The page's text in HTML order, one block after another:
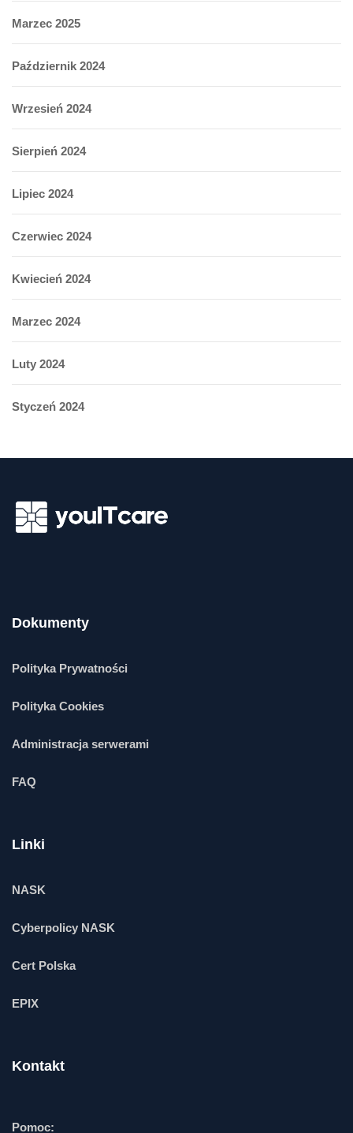
Marzec 2025
Październik 2024
Wrzesień 2024
Sierpień 2024
Lipiec 2024
Czerwiec 2024
Kwiecień 2024
Marzec 2024
Luty 2024
Styczeń 2024
Dokumenty
Polityka Prywatności
Polityka Cookies
Administracja serwerami
FAQ
Linki
NASK
Cyberpolicy NASK
Cert Polska
EPIX
Kontakt
Pomoc: